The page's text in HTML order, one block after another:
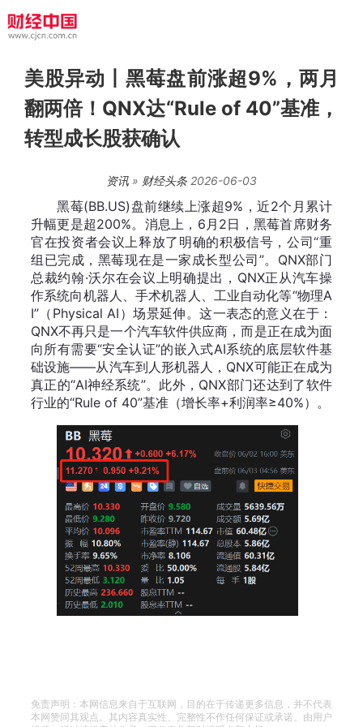
美股异动丨黑莓盘前涨超9%，两月
翻两倍！QNX达“Rule of 40”基准，
转型成长股获确认
资讯 » 财经头条2026-06-03
黑莓(BB.US)盘前继续上涨超9%，近2个月累计
升幅更是超200%。消息上，6月2日，黑莓首席财务
官在投资者会议上释放了明确的积极信号，公司“重
组已完成，黑莓现在是一家成长型公司”。QNX部门
总裁约翰·沃尔在会议上明确提出，QNX正从汽车操
作系统向机器人、手术机器人、工业自动化等“物理A
I”（Physical AI）场景延伸。这一表态的意义在于：
QNX不再只是一个汽车软件供应商，而是正在成为面
向所有需要“安全认证”的嵌入式AI系统的底层软件基
础设施——从汽车到人形机器人，QNX可能正在成为
真正的“AI神经系统”。此外，QNX部门还达到了软件
行业的“Rule of 40”基准（增长率+利润率≥40%）。
免责声明：本网信息来自于互联网，目的在于传递更多信息，并不代表
本网赞同其观点。其内容真实性、完整性不作任何保证或承诺。由用户